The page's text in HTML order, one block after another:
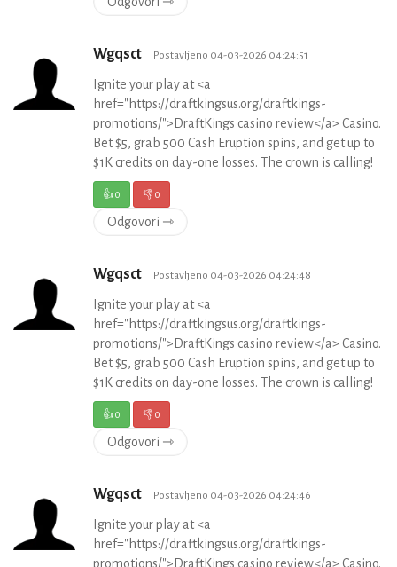
Wgqsct Postavljeno 04-03-2026 04:24:51
Ignite your play at <a
href="https://draftkingsus.org/draftkings-
promotions/">DraftKings casino review</a> Casino.
Bet $5, grab 500 Cash Eruption spins, and get up to
$1K credits on day-one losses. The crown is calling!
👍0 👎0
Odgovori ⇾
Wgqsct Postavljeno 04-03-2026 04:24:48
Ignite your play at <a
href="https://draftkingsus.org/draftkings-
promotions/">DraftKings casino review</a> Casino.
Bet $5, grab 500 Cash Eruption spins, and get up to
$1K credits on day-one losses. The crown is calling!
👍0 👎0
Odgovori ⇾
Wgqsct Postavljeno 04-03-2026 04:24:46
Ignite your play at <a
href="https://draftkingsus.org/draftkings-
promotions/">DraftKings casino review</a> Casino.